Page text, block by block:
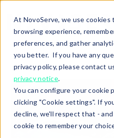
At NovoServe, we use cookies
browsing experience,
preferences, and gather
you better. If you have any
privacy policy, please contact
privacy notice.
You can configure your cookie
clicking "Cookie settings". If
decline, we'll respect that -
cookie to remember your